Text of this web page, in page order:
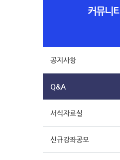
커뮤니티
공지사항
Q&A
서식자료실
신규강좌공모